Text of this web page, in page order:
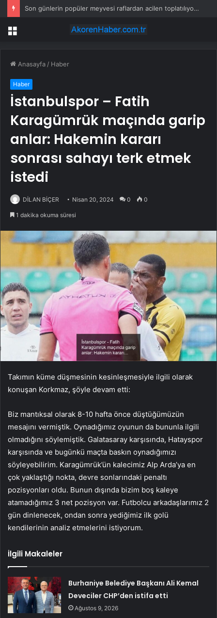
Son günlerin popüler meyvesi raflardan acilen toplatılıyor: Yetkililer çağrı yaptı
Menü
Anasayfa / Haber
Haber
İstanbulspor – Fatih
Karagümrük maçında garip
anlar: Hakemin kararı
sonrası sahayı terk etmek
istedi
DİLAN BİÇER Nisan 20, 2024 0 0
1 dakika okuma süresi
Takımın küme düşmesinin kesinleşmesiyle ilgili olarak
konuşan Korkmaz, şöyle devam etti:
Biz mantıksal olarak 8-10 hafta önce düştüğümüzün
mesajını vermiştik. Oynadığımız oyunun da bununla ilgili
olmadığını söylemiştik. Galatasaray karşısında, Hatayspor
karşısında ve bugünkü maçta baskın oynadığımızı
söyleyebilirim. Karagümrük’ün kalecimiz Alp Arda’ya en
çok yaklaştığı nokta, devre sonlarındaki penaltı
pozisyonları oldu. Bunun dışında bizim boş kaleye
atamadığımız 3 net pozisyon var. Futbolcu arkadaşlarımız 2
gün dinlenecek, ondan sonra yediğimiz ilk golü
kendilerinin analiz etmelerini istiyorum.
İlgili Makaleler
Burhaniye Belediye Başkanı Ali Kemal
Deveciler CHP’den istifa etti
Ağustos 9, 2026